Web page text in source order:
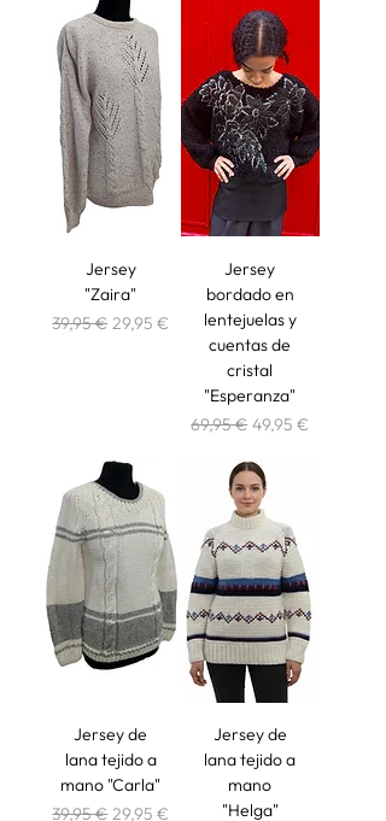
Jersey
"Zaira"
Precio
39,95 € Precio de oferta
29,95 €
Jersey
bordado en
lentejuelas y
cuentas de
cristal
"Esperanza"
Precio
69,95 € Precio de oferta
49,95 €
Jersey de
lana tejido a
mano "Carla"
Precio
39,95 € Precio de oferta
29,95 €
Jersey de
lana tejido a
mano
"Helga"